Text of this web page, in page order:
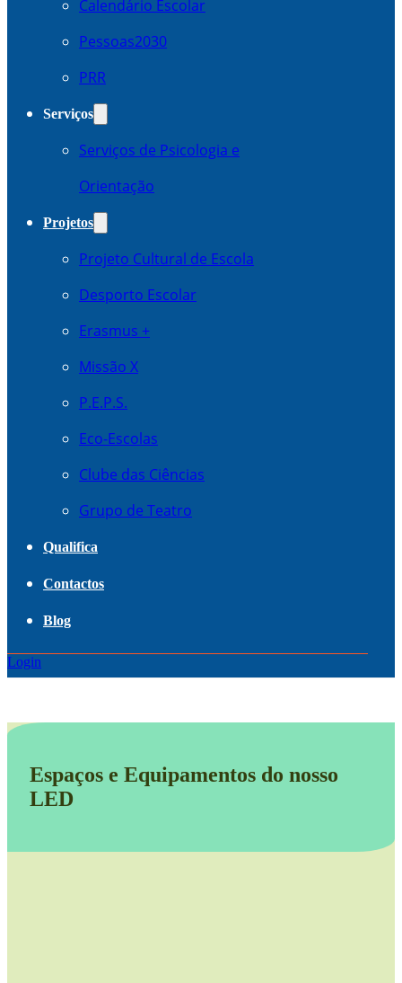
Calendário Escolar
Pessoas2030
PRR
Serviços
Serviços de Psicologia e
Orientação
Projetos
Projeto Cultural de Escola
Desporto Escolar
Erasmus +
Missão X
P.E.P.S.
Eco-Escolas
Clube das Ciências
Grupo de Teatro
Qualifica
Contactos
Blog
Login
Espaços e Equipamentos do nosso
LED